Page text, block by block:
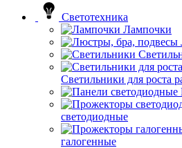
Светотехника
Лампочки
Светильники для роста
светодиодные
галогенные